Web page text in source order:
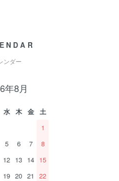
ンダー
年8月
水 木 金
土
1
5 6 7
8
12 13 14 15
19 20 21
22